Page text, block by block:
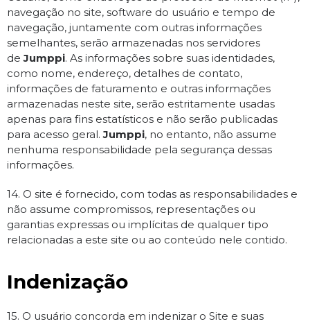
navegação no site, software do usuário e tempo de
navegação, juntamente com outras informações
semelhantes, serão armazenadas nos servidores
deJumppi. As informações sobre suas identidades,
como nome, endereço, detalhes de contato,
informações de faturamento e outras informações
armazenadas neste site, serão estritamente usadas
apenas para fins estatísticos e não serão publicadas
para acesso geral.Jumppi, no entanto, não assume
nenhuma responsabilidade pela segurança dessas
informações.
14. O site é fornecido, com todas as responsabilidades e
não assume compromissos, representações ou
garantias expressas ou implícitas de qualquer tipo
relacionadas a este site ou ao conteúdo nele contido.
Indenização
15. O usuário concorda em indenizar o Site e suas